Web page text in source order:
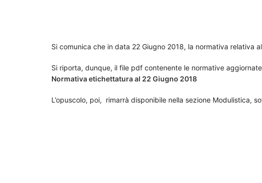
Si comunica che in data 22 Giugno 2018, la normativa relativa
Si riporta, dunque, il file pdf contenente le normative
Normativa etichettatura al 22 Giugno 2018
L’opuscolo, poi, rimarrà disponibile nella sezione Modulistica,